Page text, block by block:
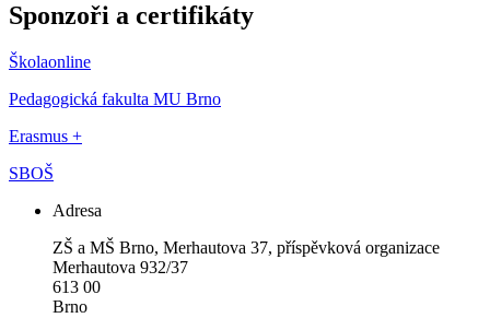
Sponzoři a certifikáty
Školaonline
Pedagogická fakulta MU Brno
Erasmus +
SBOŠ
Adresa
ZŠ a MŠ Brno, Merhautova 37, příspěvková organizace
Merhautova 932/37
613 00
Brno